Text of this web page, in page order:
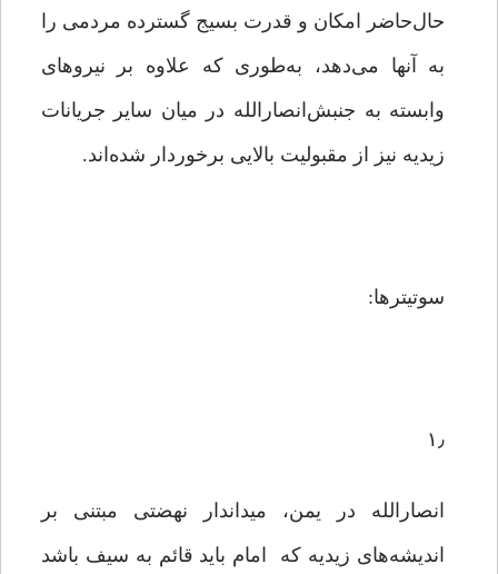
حال‌حاضر امکان و قدرت بسیج گسترده‌ مردمی را
به آنها می‌دهد، به‌طوری که علاوه بر نیروهای
وابسته به جنبش‌انصارالله در میان سایر جریانات
زیدیه نیز از مقبولیت بالایی برخوردار شده‌اند.
سوتیترها:
۱٫
انصارالله در یمن، میداندار نهضتی مبتنی بر
اندیشه‌های زیدیه که امام باید قائم به سیف باشد